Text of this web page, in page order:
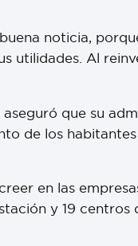
noticia,
utilidades. Al
que su
de los
en las
y 19 centros